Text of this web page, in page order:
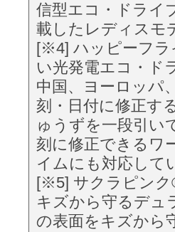
信型エコ・ドライ
載したレディスモ
[※4] ハッピーフラ
い光発電エコ・ド
中国、ヨーロッパ
刻・日付に修正す
ゅうずを一段引い
刻に修正できるワ
イムにも対応して
[※5] サクラピンク
キズから守るデュ
の表面をキズから